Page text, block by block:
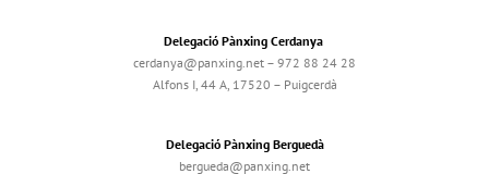
Delegació Pànxing Cerdanya
cerdanya@panxing.net – 972 88 24 28
Alfons I, 44 A, 17520 – Puigcerdà
Delegació Pànxing Berguedà
bergueda@panxing.net